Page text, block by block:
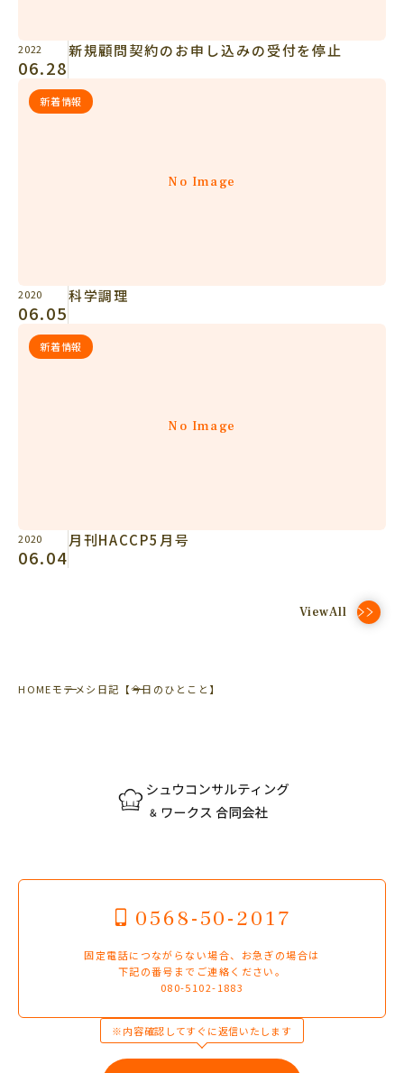
2022
06.28
新規顧問契約のお申し込みの受付を停止
No Image
新着情報
2020
06.05
科学調理
No Image
新着情報
2020
06.04
月刊HACCP5月号
ViewAll
HOMEモテメシ日記 【今日のひとこと】
0568-50-2017
固定電話につながらない場合、お急ぎの場合は
下記の番号までご連絡ください。
080-5102-1883
※内容確認してすぐに返信いたします